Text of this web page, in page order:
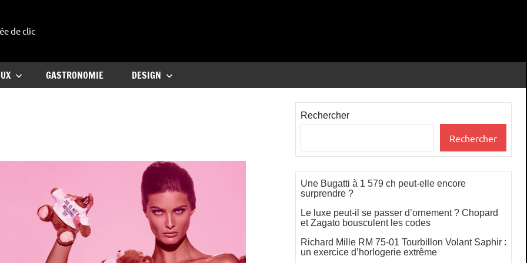
de clic
GASTRONOMIE DESIGN
Rechercher
Rechercher
Une Bugatti à 1 579 ch peut-elle encore
surprendre ?
Le luxe peut-il se passer d’ornement ? Chopard
et Zagato bousculent les codes
Richard Mille RM 75-01 Tourbillon Volant Saphir :
un exercice d’horlogerie extrême